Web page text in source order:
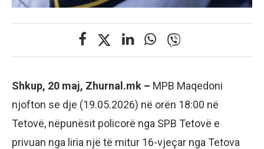
Shkup, 20 maj, Zhurnal.mk – MPB Maqedoni
njofton se dje (19.05.2026) në orën 18:00 në
Tetovë, nëpunësit policorë nga SPB Tetovë e
privuan nga liria një të mitur 16-vjeçar nga Tetova